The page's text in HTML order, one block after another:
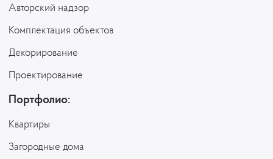
Авторский надзор
Комплектация объектов
Декорирование
Проектирование
Портфолио:
Квартиры
Загородные дома